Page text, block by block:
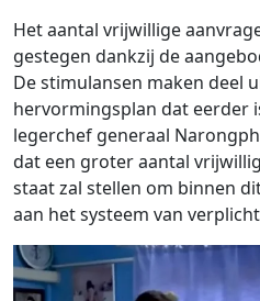
Het aantal vrijwillige
gestegen dankzij de
De stimulansen maken deel
hervormingsplan dat eerder
legerchef generaal
dat een groter aantal
staat zal stellen om binnen
aan het systeem van